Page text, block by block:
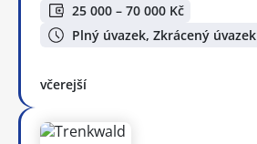
25 000 – 70 000 Kč
Plný úvazek, Zkrácený úvazek
včerejší